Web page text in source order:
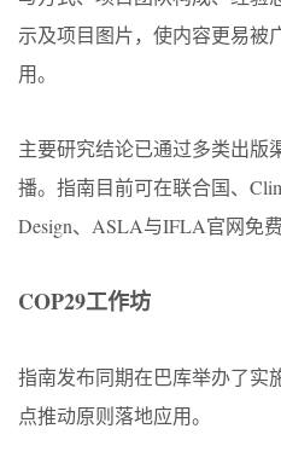
示及项目图片，使内容更易被
用。
主要研究结论已通过多类出版
播。指南目前可在联合国、
Design、ASLA与IFLA官网免费
COP29工作坊
指南发布同期在巴库举办了实
点推动原则落地应用。